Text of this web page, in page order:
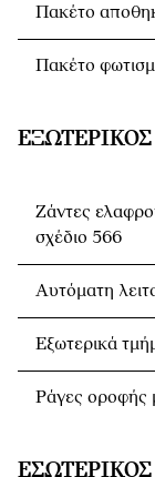
Πακέτο
Πακέτο
Ζάντες
σχέδιο 566
Αυτόματη
Εξωτερικά
Ράγες οροφής